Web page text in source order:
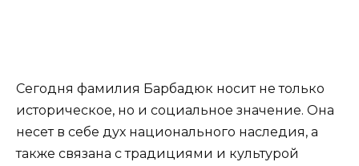
Сегодня фамилия Барбадюк носит не только
историческое, но и социальное значение. Она
несет в себе дух национального наследия, а
также связана с традициями и культурой